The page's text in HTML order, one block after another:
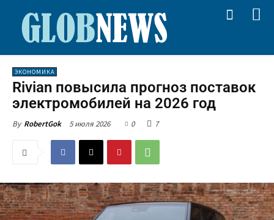
ЭКОНОМИКА
Rivian повысила прогноз поставок
электромобилей на 2026 год
By RobertGok 5 июля 2026 0 7